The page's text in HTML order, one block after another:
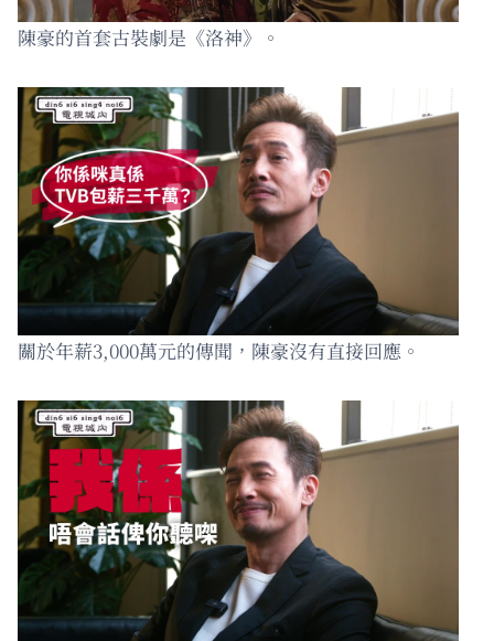
陳豪的首套古裝劇是《洛神》。
關於年薪3,000萬元的傳聞，陳豪沒有直接回應。